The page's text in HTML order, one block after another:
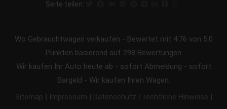
Seite teilen:
Wo Gebrauchtwagen verkaufen - Bewertet mit 4.76 von 5.0
Punkten basierend auf 298 Bewertungen
Wir kaufen Ihr Auto heute ab - sofort Abmeldung - sofort
Bargeld - Wir kaufen Ihren Wagen.
Sitemap | Impressum | Datenschutz / rechtliche Hinweise |